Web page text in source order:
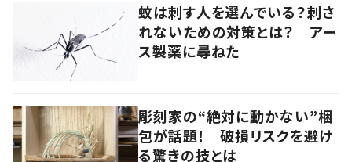
蚊は刺す人を選んでいる？刺さ
れないための対策とは？ アー
ス製薬に尋ねた
彫刻家の“絶対に動かない”梱
包が話題！ 破損リスクを避け
る驚きの技とは